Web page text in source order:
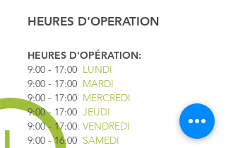
HEURES D'OPERATION
HEURES D'OPÉRATION:
9:00 - 17:00 LUNDI
9:00 - 17:00 MARDI
9:00 - 17:00 MERCREDI
9:00 - 17:00 JEUDI
9:00 - 17:00 VENDREDI
9:00 - 16:00 SAMEDI